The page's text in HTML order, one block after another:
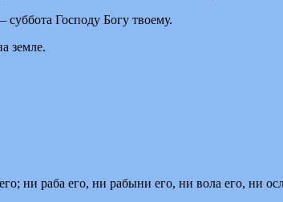
Господу Богу твоему.
земле.
ни раба его, ни рабыни его, ни вола его, ни